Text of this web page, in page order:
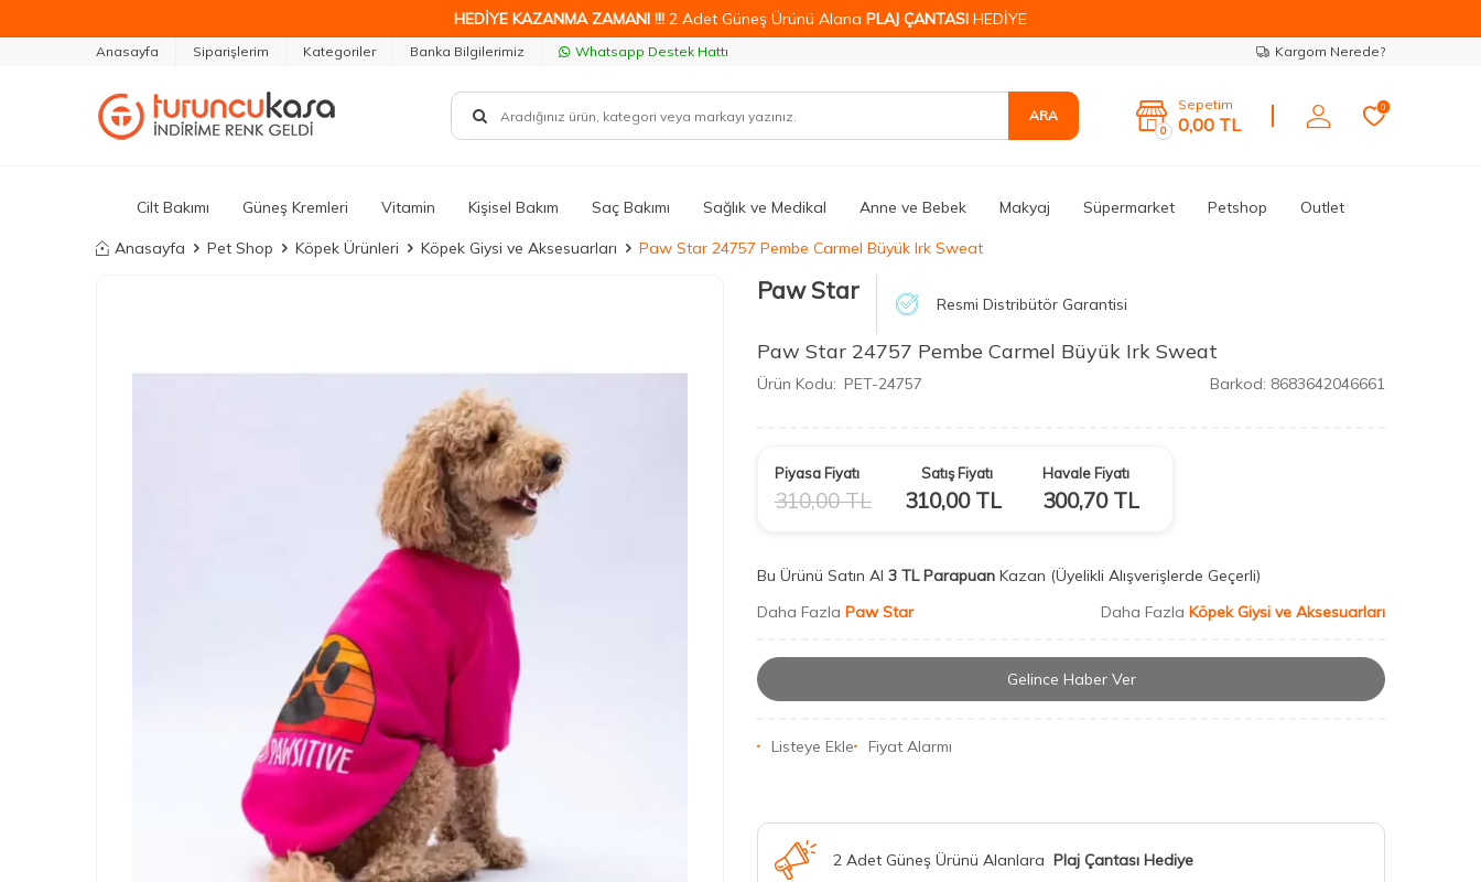
HEDİYE KAZANMA ZAMANI !!! 2 Adet Güneş Ürünü Alana PLAJ ÇANTASI HEDİYE
Anasayfa Siparişlerim Kategoriler Banka Bilgilerimiz Whatsapp Destek Hattı Kargom Nerede?
ARA
0
Sepetim
0,00 TL
0
Cilt Bakımı Güneş Kremleri Vitamin Kişisel Bakım Saç Bakımı Sağlık ve Medikal Anne ve Bebek Makyaj Süpermarket Petshop Outlet
Anasayfa Pet Shop Köpek Ürünleri Köpek Giysi ve Aksesuarları Paw Star 24757 Pembe Carmel Büyük Irk Sweat
Paw Star Resmi Distribütör Garantisi
Paw Star 24757 Pembe Carmel Büyük Irk Sweat
Ürün Kodu: PET-24757 Barkod: 8683642046661
Piyasa Fiyatı
310,00TL
Satış Fiyatı
310,00TL
Havale Fiyatı
300,70TL
Bu Ürünü Satın Al 3 TL Parapuan Kazan (Üyelikli Alışverişlerde Geçerli)
Daha Fazla Paw Star Daha Fazla Köpek Giysi ve Aksesuarları
Gelince Haber Ver
Listeye Ekle Fiyat Alarmı
2 Adet Güneş Ürünü Alanlara Plaj Çantası Hediye